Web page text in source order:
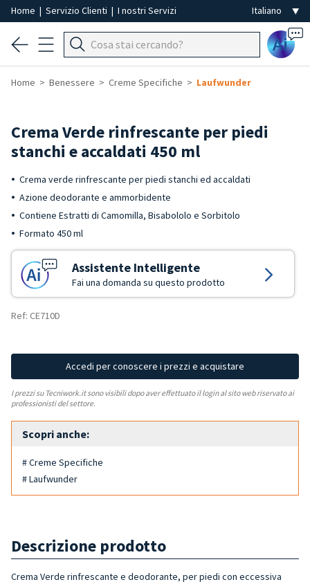
Home | Servizio Clienti | I nostri Servizi
Ai
Home Benessere Creme Specifiche Laufwunder
Crema Verde rinfrescante per piedi
stanchi e accaldati 450 ml
Crema verde rinfrescante per piedi stanchi ed accaldati
Azione deodorante e ammorbidente
Contiene Estratti di Camomilla, Bisabololo e Sorbitolo
Formato 450 ml
Assistente Intelligente
Fai una domanda su questo prodotto
Ref: CE710D
Accedi per conoscere i prezzi e acquistare
I prezzi su Tecniwork.it sono visibili dopo aver effettuato il login al sito web riservato ai
professionisti del settore.
Scopri anche:
# Creme Specifiche
# Laufwunder
Descrizione prodotto
Crema Verde rinfrescante e deodorante, per piedi con eccessiva